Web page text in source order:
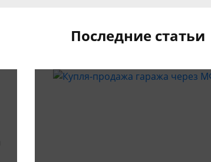
Последние статьи